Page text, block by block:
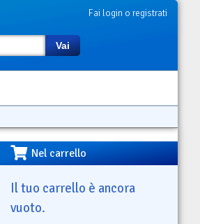
Fai login o registrati
Vai
Nel carrello
Il tuo carrello è ancora
vuoto.